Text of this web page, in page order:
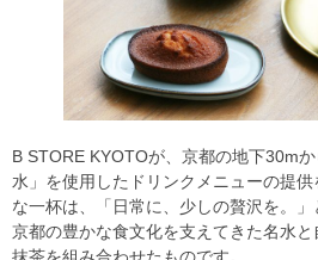
B STORE KYOTOが、京都の地下30m
水」を使用したドリンクメニューの提
な一杯は、「日常に、少しの贅沢を。」
京都の豊かな食文化を支えてきた名水